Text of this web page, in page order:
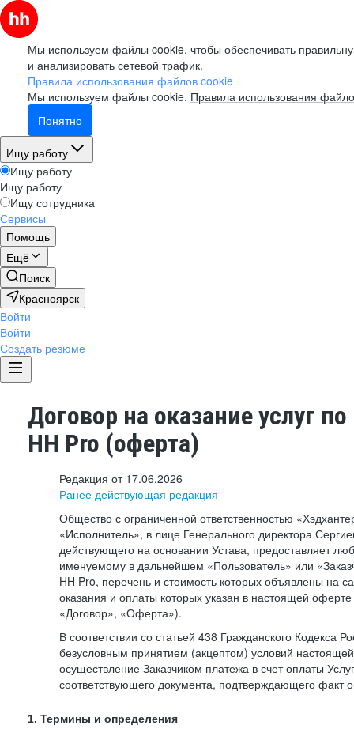
Мы используем файлы cookie, чтобы обеспечивать
и анализировать сетевой трафик.
Правила использования файлов cookie
Мы используем файлы cookie. Правила использования
Понятно
Ищу работу
Ищу работу
Ищу работу
Ищу сотрудника
Сервисы
Помощь
Ещё
Поиск
Красноярск
Войти
Войти
Создать резюме
Договор на оказание услуг
HH Pro (оферта)
Редакция от 17.06.2026
Ранее действующая редакция
Общество с ограниченной ответственностью
«Исполнитель», в лице Генерального директора
действующего на основании Устава, предоставляет
именуемому в дальнейшем «Пользователь» или
HH Pro, перечень и стоимость которых объявлены на
оказания и оплаты которых указан в настоящей
«Договор», «Оферта»).
В соответствии со статьей 438 Гражданского Кодекса
безусловным принятием (акцептом) условий
осуществление Заказчиком платежа в счет оплаты
соответствующего документа, подтверждающего факт
1. Термины и определения